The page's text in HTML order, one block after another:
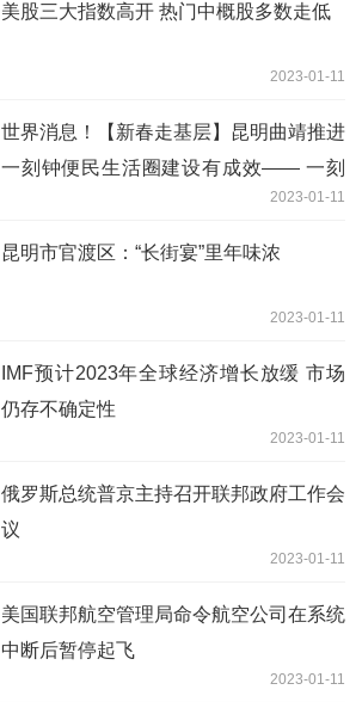
美股三大指数高开 热门中概股多数走低
2023-01-11
世界消息！【新春走基层】昆明曲靖推进
一刻钟便民生活圈建设有成效—— 一刻
2023-01-11
昆明市官渡区：“长街宴”里年味浓
2023-01-11
IMF预计2023年全球经济增长放缓 市场
仍存不确定性
2023-01-11
俄罗斯总统普京主持召开联邦政府工作会
议
2023-01-11
美国联邦航空管理局命令航空公司在系统
中断后暂停起飞
2023-01-11